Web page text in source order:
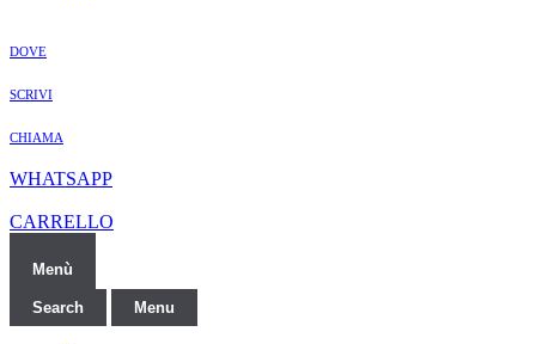
DOVE
SCRIVI
CHIAMA
WHATSAPP
CARRELLO
Menù
Search Menu